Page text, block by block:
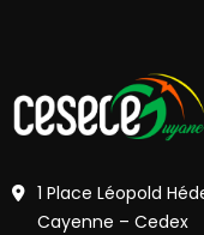
1 Place Léopold
Cayenne – Cedex